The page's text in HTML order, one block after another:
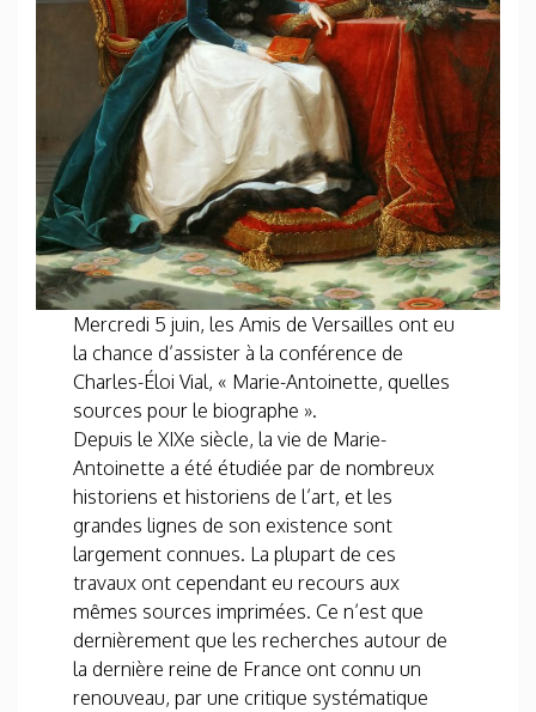
Mercredi 5 juin, les Amis de Versailles ont eu
la chance d’assister à la conférence de
Charles-Éloi Vial, « Marie-Antoinette, quelles
sources pour le biographe ».
Depuis le XIXe siècle, la vie de Marie-
Antoinette a été étudiée par de nombreux
historiens et historiens de l’art, et les
grandes lignes de son existence sont
largement connues. La plupart de ces
travaux ont cependant eu recours aux
mêmes sources imprimées. Ce n’est que
dernièrement que les recherches autour de
la dernière reine de France ont connu un
renouveau, par une critique systématique